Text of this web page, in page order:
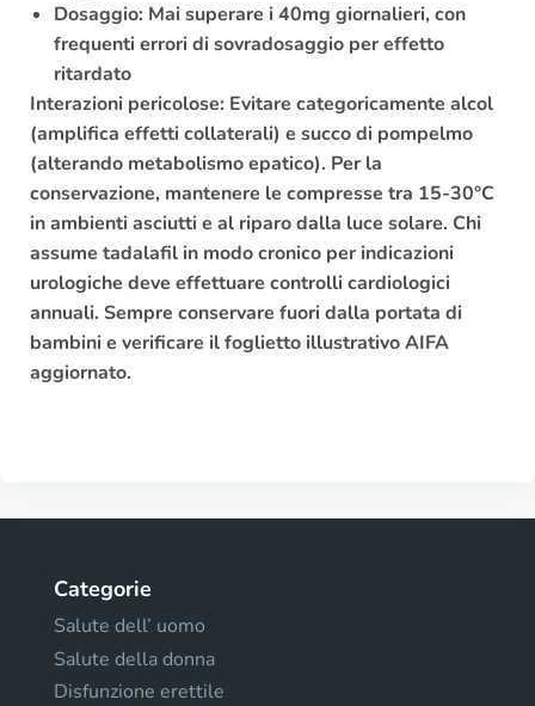
Dosaggio: Mai superare i40mg giornalieri, con
frequenti errori di sovradosaggio per effetto
ritardato
Interazioni pericolose: Evitare categoricamente alcol
(amplifica effetti collaterali) e succo di pompelmo
(alterando metabolismo epatico). Per la
conservazione, mantenere le compresse tra 15-30°C
in ambienti asciutti e al riparo dalla luce solare. Chi
assume tadalafil in modo cronico per indicazioni
urologiche deve effettuare controlli cardiologici
annuali. Sempre conservare fuori dalla portata di
bambini e verificare il foglietto illustrativo AIFA
aggiornato.
Categorie
Salute dell’ uomo
Salute della donna
Disfunzione erettile